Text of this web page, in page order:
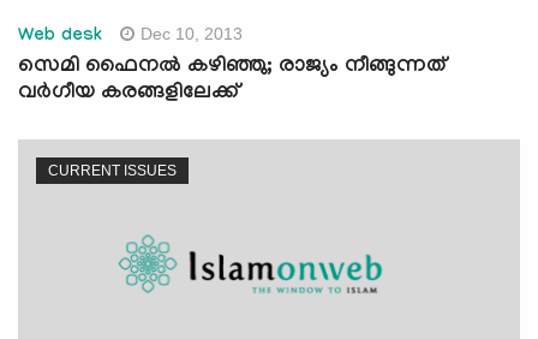
Web desk Dec 10, 2013
സെമി ഫൈനല്‍ കഴിഞ്ഞു; രാജ്യം നീങ്ങുന്നത്
വര്‍ഗീയ കരങ്ങളിലേക്ക്
CURRENT ISSUES